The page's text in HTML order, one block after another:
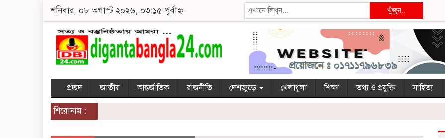
শনিবার, ০৮ অগাস্ট ২০২৬, ০৩:১৫ পূর্বাহ্ন খুঁজুন..
প্রচ্ছদ জাতীয় আন্তর্জাতিক রাজনীতি দেশজুড়ে খেলাধুলা শিক্ষা তথ্য ও প্রযুক্তি সাহিত্য
শিরোনাম :